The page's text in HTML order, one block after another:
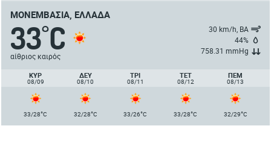
ΜΟΝΕΜΒΑΣΙΆ, ΕΛΛΆΔΑ
33°C
αίθριος καιρός
30 km/h, ΒΑ
44%
758.31 mmHg
ΚΥΡ
08/09
ΔΕΥ
08/10
ΤΡΙ
08/11
ΤΕΤ
08/12
ΠΈΜ
08/13
33/28°C 32/28°C 33/26°C 33/28°C 32/29°C